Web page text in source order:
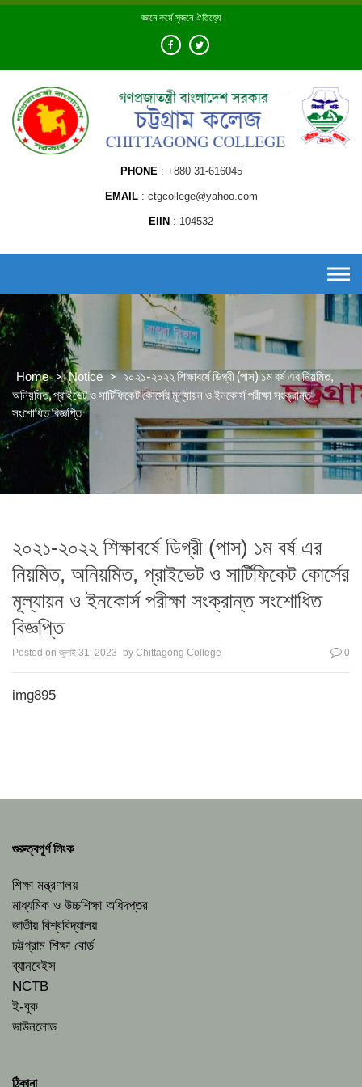
Skip
জ্ঞানে কর্মে সৃজনে ঐতিহ্যে
PHONE +880 31-616045
EMAIL ctgcollege@yahoo.com
EIIN 104532
Home > Notice > ২০২১-২০২২ শিক্ষাবর্ষে ডিগ্রী (পাস) ১ম বর্ষ এর নিয়মিত,
অনিয়মিত, প্রাইভেট ও সার্টিফিকেট কোর্সের মূল্যায়ন ও ইনকোর্স পরীক্ষা সংক্রান্ত
সংশোধিত বিজ্ঞপ্তি
২০২১-২০২২ শিক্ষাবর্ষে ডিগ্রী (পাস) ১ম বর্ষ এর
নিয়মিত, অনিয়মিত, প্রাইভেট ও সার্টিফিকেট কোর্সের
মূল্যায়ন ও ইনকোর্স পরীক্ষা সংক্রান্ত সংশোধিত
বিজ্ঞপ্তি
Posted on জুলাই 31, 2023 by Chittagong College 0
img895
গুরুত্বপূর্ণ লিংক
শিক্ষা মন্ত্রণালয়
মাধ্যমিক ও উচ্চশিক্ষা অধিদপ্তর
জাতীয় বিশ্ববিদ্যালয়
চট্টগ্রাম শিক্ষা বোর্ড
ব্যানবেইস
NCTB
ই-বুক
ডাউনলোড
ঠিকানা